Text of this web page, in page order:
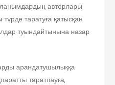
авторлары
таратуға қатысқан
туындайтынына назар
арандатушылыққа
таратпауға,